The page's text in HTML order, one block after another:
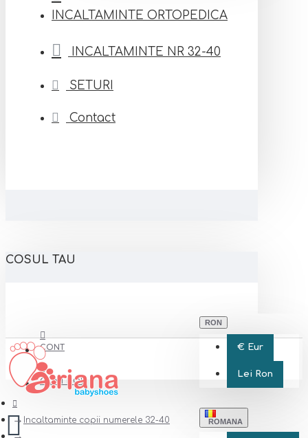
INCALTAMINTE ORTOPEDICA
INCALTAMINTE NR 32-40
SETURI
Contact
COSUL TAU
CONT
CONT NOU
RON
€ Eur
Lei Ron
ROMANA
Incaltaminte copii numerele 32-40